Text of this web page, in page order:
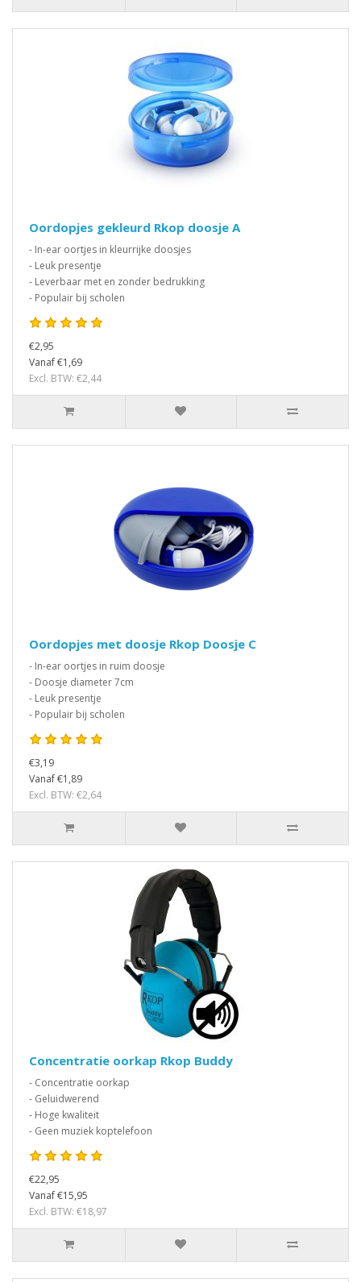
Oordopjes gekleurd Rkop doosje A
- In-ear oortjes in kleurrijke doosjes
- Leuk presentje
- Leverbaar met en zonder bedrukking
- Populair bij scholen
€2,95
Vanaf €1,69
Excl. BTW: €2,44
Oordopjes met doosje Rkop Doosje C
- In-ear oortjes in ruim doosje
- Doosje diameter 7cm
- Leuk presentje
- Populair bij scholen
€3,19
Vanaf €1,89
Excl. BTW: €2,64
Concentratie oorkap Rkop Buddy
- Concentratie oorkap
- Geluidwerend
- Hoge kwaliteit
- Geen muziek koptelefoon
€22,95
Vanaf €15,95
Excl. BTW: €18,97